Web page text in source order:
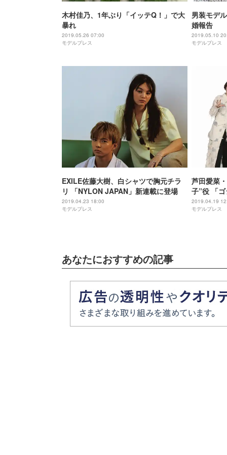
木村佳乃、1年ぶり「イッテQ！」で大
暴れ
2019.05.26 07:00
モデルプレス
男装モデ
婚報告
2019.05.10
モデルプレス
EXILE佐藤大樹、白シャツで胸元チラ
リ 「NYLON JAPAN」新連載に登場
2019.04.23 18:00
モデルプレス
芦田愛菜
子”役 「
語吹き替
2019.04.19
モデルプレス
あなたにおすすめの記事